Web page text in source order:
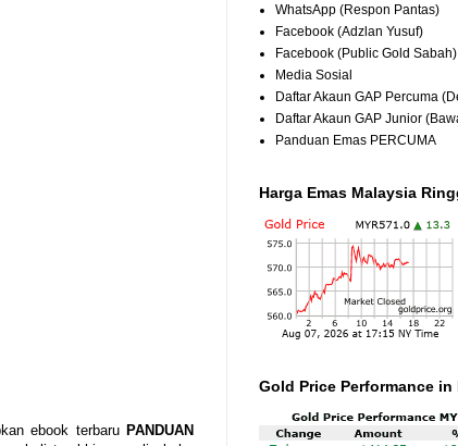
ebook terbaru PANDUAN
WhatsApp (Respon Pantas)
Facebook (Adzlan Yusuf)
Facebook (Public Gold Sabah)
Media Sosial
Daftar Akaun GAP Percuma
Daftar Akaun GAP Junior
Panduan Emas PERCUMA
Harga Emas Malaysia
Gold Price Performance